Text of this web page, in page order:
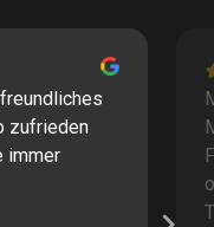
zufrieden
immer